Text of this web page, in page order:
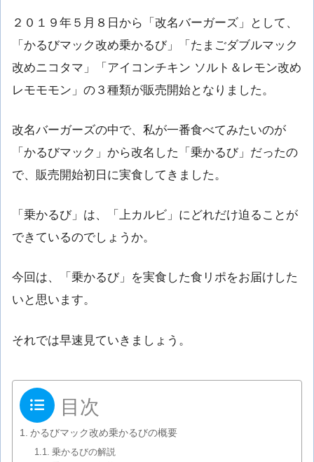
２０１９年５月８日から「改名バーガーズ」として、
「かるびマック改め乗かるび」「たまごダブルマック
改めニコタマ」「アイコンチキン ソルト＆レモン改め
レモモモン」の３種類が販売開始となりました。
改名バーガーズの中で、私が一番食べてみたいのが
「かるびマック」から改名した「乗かるび」だったの
で、販売開始初日に実食してきました。
「乗かるび」は、「上カルビ」にどれだけ迫ることが
できているのでしょうか。
今回は、「乗かるび」を実食した食リポをお届けした
いと思います。
それでは早速見ていきましょう。
目次
かるびマック改め乗かるびの概要
乗かるびの解説